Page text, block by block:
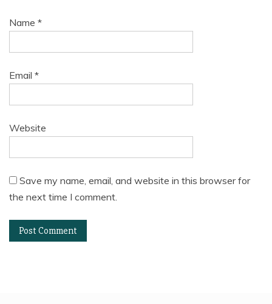
Name *
Email *
Website
Save my name, email, and website in this browser for
the next time I comment.